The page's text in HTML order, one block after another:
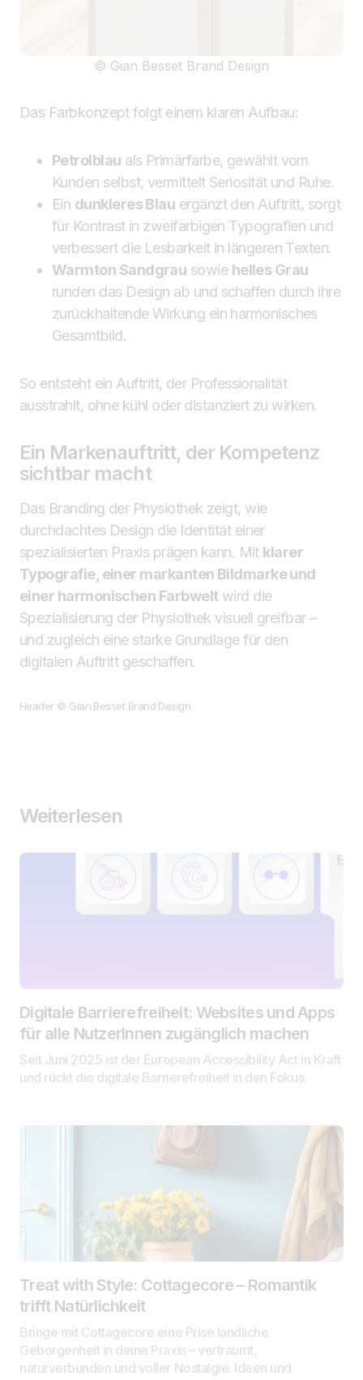
© Gian Besset Brand Design
Das Farbkonzept folgt einem klaren Aufbau:
Petrolblau als Primärfarbe, gewählt vom
Kunden selbst, vermittelt Seriosität und Ruhe.
Ein dunkleres Blau ergänzt den Auftritt, sorgt
für Kontrast in zweifarbigen Typografien und
verbessert die Lesbarkeit in längeren Texten.
Warmton Sandgrau sowie helles Grau
runden das Design ab und schaffen durch ihre
zurückhaltende Wirkung ein harmonisches
Gesamtbild.
So entsteht ein Auftritt, der Professionalität
ausstrahlt, ohne kühl oder distanziert zu wirken.
Ein Markenauftritt, der Kompetenz
sichtbar macht
Das Branding der Physiothek zeigt, wie
durchdachtes Design die Identität einer
spezialisierten Praxis prägen kann. Mit klarer
Typografie, einer markanten Bildmarke und
einer harmonischen Farbweltwird die
Spezialisierung der Physiothek visuell greifbar –
und zugleich eine starke Grundlage für den
digitalen Auftritt geschaffen.
Header © Gian Besset Brand Design
Weiterlesen
Digitale Barrierefreiheit: Websites und Apps
für alle NutzerInnen zugänglich machen
Seit Juni 2025 ist der European Accessibility Act in Kraft
und rückt die digitale Barrierefreiheit in den Fokus.
Treat with Style: Cottagecore – Romantik
trifft Natürlichkeit
Bringe mit Cottagecore eine Prise ländliche
Geborgenheit in deine Praxis – verträumt,
naturverbunden und voller Nostalgie. Ideen und